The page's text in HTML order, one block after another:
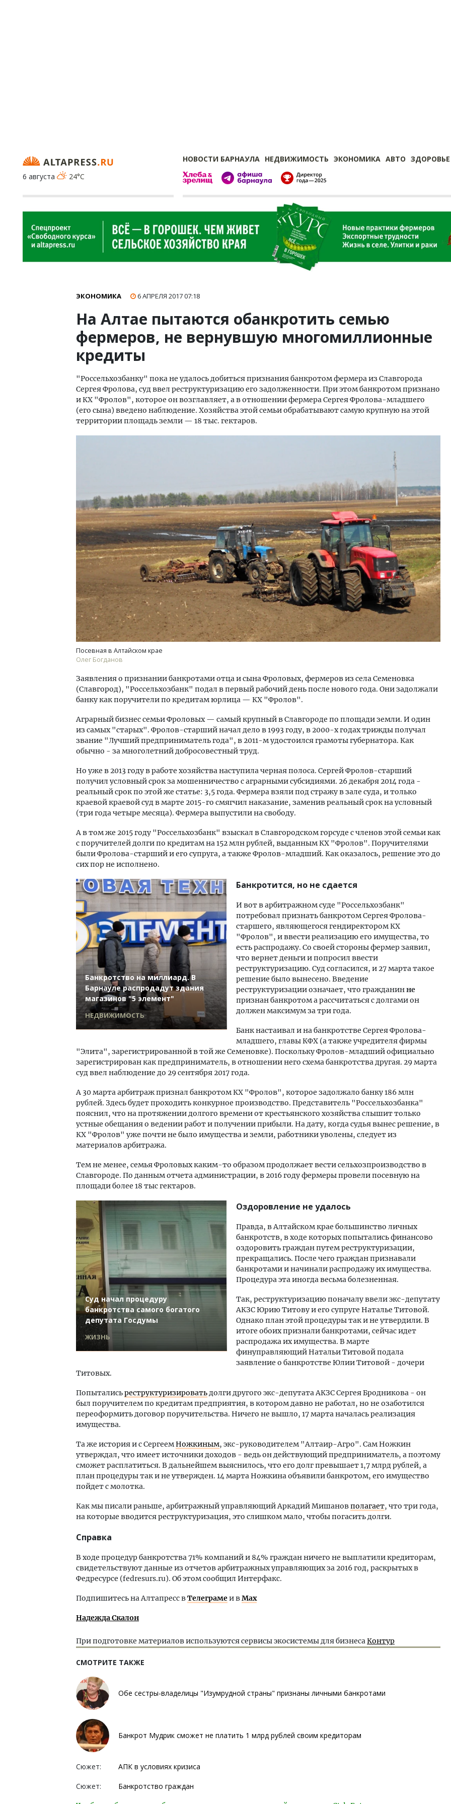
НОВОСТИ БАРНАУЛА НЕДВИЖИМОСТЬ ЭКОНОМИКА АВТО ЗДОРОВЬЕ
6 августа
24°C
ЭКОНОМИКА 6 АПРЕЛЯ 201707:18
На Алтае пытаются обанкротить семью
фермеров, не вернувшую многомиллионные
кредиты
"Россельхозбанку" пока не удалось добиться признания банкротом фермера из Славгорода
Сергея Фролова, суд ввел реструктуризацию его задолженности. При этом банкротом признано
и КХ "Фролов", которое он возглавляет, а в отношении фермера Сергея Фролова-младшего
(его сына) введено наблюдение. Хозяйства этой семьи обрабатывают самую крупную на этой
территории площадь земли — 18 тыс. гектаров.
Посевная в Алтайском крае
Олег Богданов
Заявления о признании банкротами отца и сына Фроловых, фермеров из села Семеновка
(Славгород), "Россельхозбанк" подал в первый рабочий день после нового года. Они задолжали
банку как поручители по кредитам юрлица — КХ "Фролов".
Аграрный бизнес семьи Фроловых — самый крупный в Славгороде по площади земли. И один
из самых "старых". Фролов-старший начал дело в 1993 году, в 2000-х годах трижды получал
звание "Лучший предприниматель года", в 2011-м удостоился грамоты губернатора. Как
обычно - за многолетний добросовестный труд.
Но уже в 2013 году в работе хозяйства наступила черная полоса. Сергей Фролов-старший
получил условный срок за мошенничество с аграрными субсидиями. 26 декабря 2014 года -
реальный срок по этой же статье: 3,5 года. Фермера взяли под стражу в зале суда, и только
краевой краевой суд в марте 2015-го смягчил наказание, заменив реальный срок на условный
(три года четыре месяца). Фермера выпустили на свободу.
А в том же 2015 году "Россельхозбанк" взыскал в Славгородском горсуде с членов этой семьи как
с поручителей долги по кредитам на 152 млн рублей, выданным КХ "Фролов". Поручителями
были Фролова-старший и его супруга, а также Фролов-младший. Как оказалось, решение это до
сих пор не исполнено.
Банкротство на миллиард. В
Барнауле распродадут здания
магазинов "5 элемент"
НЕДВИЖИМОСТЬ
Банкротится, но не сдается
И вот в арбитражном суде "Россельхозбанк"
потребовал признать банкротом Сергея Фролова-
старшего, являющегося гендиректором КХ
"Фролов", и ввести реализацию его имущества, то
есть распродажу. Со своей стороны фермер заявил,
что вернет деньги и попросил ввести
реструктуризацию. Суд согласился, и 27 марта такое
решение было вынесено. Введение
реструктуризации означает, что гражданинне
признан банкротом а рассчитаться с долгами он
должен максимум за три года.
Банк настаивал и на банкротстве Сергея Фролова-
младшего, главы КФХ (а также учредителя фирмы
"Элита", зарегистрированной в той же Семеновке). Поскольку Фролов-младший официально
зарегистрирован как предприниматель, в отношении него схема банкротства другая. 29 марта
суд ввел наблюдение до 29 сентября 2017 года.
А 30 марта арбитраж признал банкротом КХ "Фролов", которое задолжало банку 186 млн
рублей. Здесь будет проходить конкурное производство. Представитель "Россельхозбанка"
пояснил, что на протяжении долгого времени от крестьянского хозяйства слышит только
устные обещания о ведении работ и получении прибыли. На дату, когда судья вынес решение, в
КХ "Фролов" уже почти не было имущества и земли, работники уволены, следует из
материалов арбитража.
Тем не менее, семья Фроловых каким-то образом продолжает вести сельхозпроизводство в
Славгороде. По данным отчета администрации, в 2016 году фермеры провели посевную на
площади более 18 тыс гектаров.
Суд начал процедуру
банкротства самого богатого
депутата Госдумы
ЖИЗНЬ
Оздоровление не удалось
Правда, в Алтайском крае большинство личных
банкротств, в ходе которых попытались финансово
оздоровить граждан путем реструктуризации,
прекращались. После чего граждан признавали
банкротами и начинали распродажу их имущества.
Процедура эта иногда весьма болезненная.
Так, реструктуризацию поначалу ввели экс-депутату
АКЗС Юрию Титову и его супруге Наталье Титовой.
Однако план этой процедуры так и не утвердили. В
итоге обоих признали банкротами, сейчас идет
распродажа их имущества. В марте
финуправляющий Натальи Титовой подала
заявление о банкротстве Юлии Титовой - дочери
Титовых.
Попыталисьреструктуризироватьдолги другого экс-депутата АКЗС Сергея Бродникова - он
был поручителем по кредитам предприятия, в котором давно не работал, но не озаботился
переоформить договор поручительства. Ничего не вышло, 17 марта началась реализация
имущества.
Та же история и с СергеемНожкиным, экс-руководителем "Алтаир-Агро". Сам Ножкин
утверждал, что имеет источники доходов - ведь он действующий предприниматель, а поэтому
сможет расплатиться. В дальнейшем выяснилось, что его долг превышает 1,7 млрд рублей, а
план процедуры так и не утвержден. 14 марта Ножкина объявили банкротом, его имущество
пойдет с молотка.
Как мы писали раньше, арбитражный управляющий Аркадий Мишановполагает, что три года,
на которые вводится реструктуризация, это слишком мало, чтобы погасить долги.
Справка
В ходе процедур банкротства 71% компаний и 84% граждан ничего не выплатили кредиторам,
свидетельствуют данные из отчетов арбитражных управляющих за 2016 год, раскрытых в
Федресурсе (fedresurs.ru). Об этом сообщил Интерфакс.
Подпишитесь на Алтапресс вТелеграмеи вMax
Надежда Скалон
При подготовке материалов используются сервисы экосистемы для бизнесаКонтур
СМОТРИТЕ ТАКЖЕ
Обе сестры-владелицы "Изумрудной страны" признаны личными банкротами
Банкрот Мудрик сможет не платить 1 млрд рублей своим кредиторам
Сюжет: АПК в условиях кризиса
Сюжет: Банкротство граждан
Архитектурный код начинается с
земли. Мощение крупноформатными
плитами становится новым
стандартом благоустройства
СТРОИТЕЛЬСТВО
Смелость архитектурных
Генеральный директор
ЗИАС — об эстетике
трендах в фасадах и
СТРОИТЕЛЬСТВО